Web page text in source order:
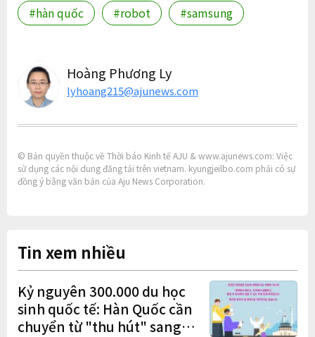
#hàn quốc
#robot #samsung
Hoàng Phương Ly
lyhoang215@ajunews.com
© Bản quyền thuộc về Thời báo Kinh tế AJU & www.ajunews.com: Việc
sử dụng các nội dung đăng tải trên vietnam. kyungjeilbo.com phải có sự
đồng ý bằng văn bản của Aju News Corporation.
Tin xem nhiều
Kỷ nguyên 300.000 du học
sinh quốc tế: Hàn Quốc cần
chuyển từ "thu hút" sang